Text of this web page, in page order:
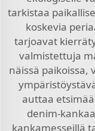
tarkistaa
koskevia
tarjoavat
valmistettuja
näissä
auttaa
denim-
kankamesseillä